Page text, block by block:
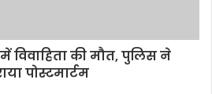
में विवाहिता की मौत, पुलिस ने
पोस्टमार्टम